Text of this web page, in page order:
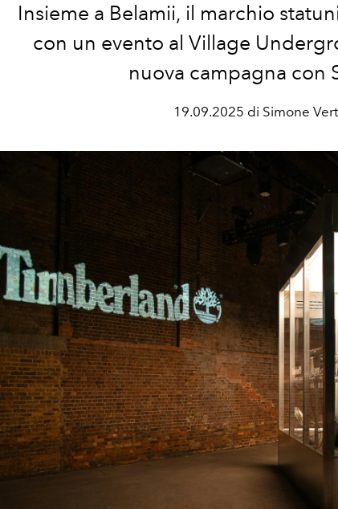
Insieme a Belamii, il marchio
con un evento al Village
nuova campagna con
19.09.2025 di Simone